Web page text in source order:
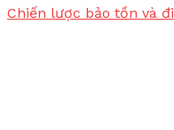
Chiến lược bảo tồn và